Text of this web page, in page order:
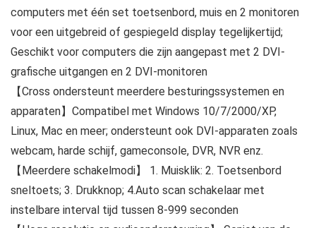
computers met één set toetsenbord, muis en 2 monitoren
voor een uitgebreid of gespiegeld display tegelijkertijd;
Geschikt voor computers die zijn aangepast met 2 DVI-
grafische uitgangen en 2 DVI-monitoren
【Cross ondersteunt meerdere besturingssystemen en
apparaten】Compatibel met Windows 10/7/2000/XP,
Linux, Mac en meer; ondersteunt ook DVI-apparaten zoals
webcam, harde schijf, gameconsole, DVR, NVR enz.
【Meerdere schakelmodi】 1. Muisklik: 2. Toetsenbord
sneltoets; 3. Drukknop; 4.Auto scan schakelaar met
instelbare interval tijd tussen 8-999 seconden